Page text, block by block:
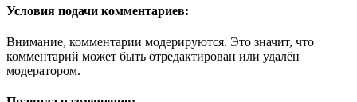
Условия подачи комментариев:
Внимание, комментарии модерируются. Это значит, что
комментарий может быть отредактирован или удалён
модератором.